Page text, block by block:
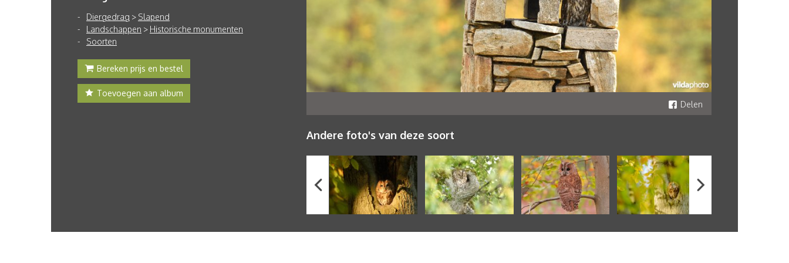
Diergedrag > Slapend
Landschappen > Historische monumenten
Soorten
Bereken prijs en bestel
Toevoegen aan album
Delen
Andere foto's van deze soort